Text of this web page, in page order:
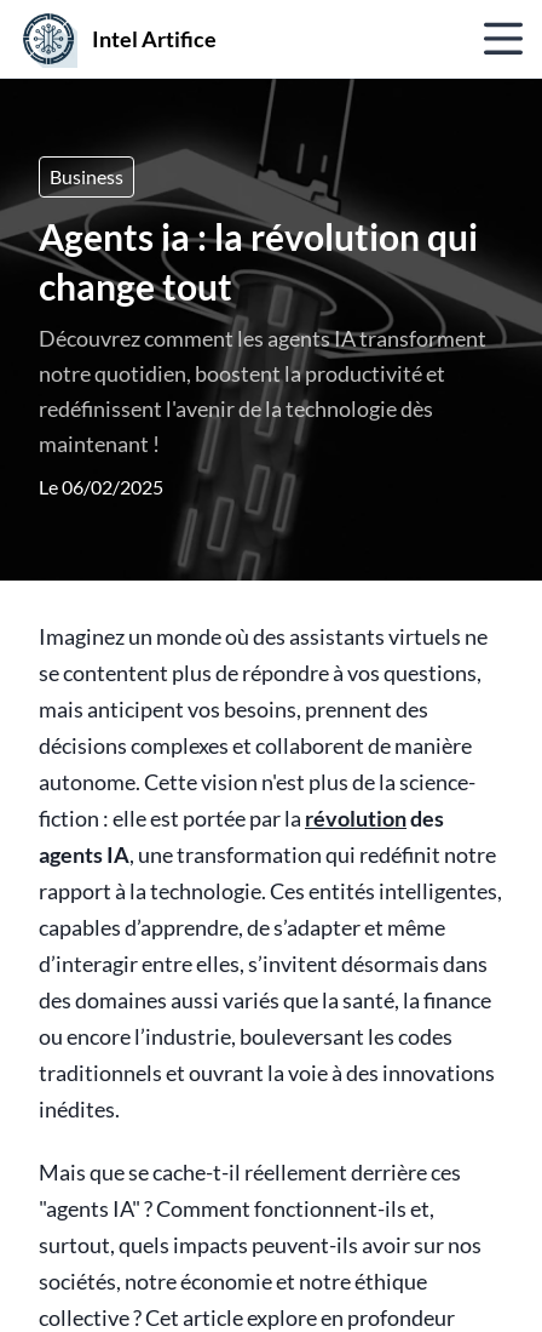
Intel Artifice
Business
Agents ia : la révolution qui
change tout
Découvrez comment les agents IA transforment
notre quotidien, boostent la productivité et
redéfinissent l'avenir de la technologie dès
maintenant !
Le 06/02/2025
Imaginez un monde où des assistants virtuels ne
se contentent plus de répondre à vos questions,
mais anticipent vos besoins, prennent des
décisions complexes et collaborent de manière
autonome. Cette vision n'est plus de la science-
fiction : elle est portée par la révolutiondes
agents IA, une transformation qui redéfinit notre
rapport à la technologie. Ces entités intelligentes,
capables d’apprendre, de s’adapter et même
d’interagir entre elles, s’invitent désormais dans
des domaines aussi variés que la santé, la finance
ou encore l’industrie, bouleversant les codes
traditionnels et ouvrant la voie à des innovations
inédites.
Mais que se cache-t-il réellement derrière ces
"agents IA" ? Comment fonctionnent-ils et,
surtout, quels impacts peuvent-ils avoir sur nos
sociétés, notre économie et notre éthique
collective ? Cet article explore en profondeur